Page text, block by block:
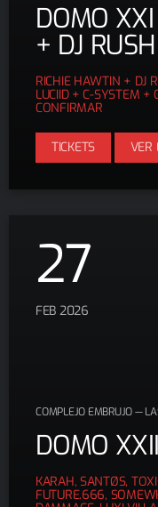
DOMO
+ DJ
LUCIID +
RICHIE HAWTIN + DJ
LUCIID + C-SYSTEM +
CONFIRMAR
TICKETS VER
27
FEB 2026
COMPLEJO EMBRUJO —
DOMO XXII
KARAH, SANTØS,
FUTURE.666,